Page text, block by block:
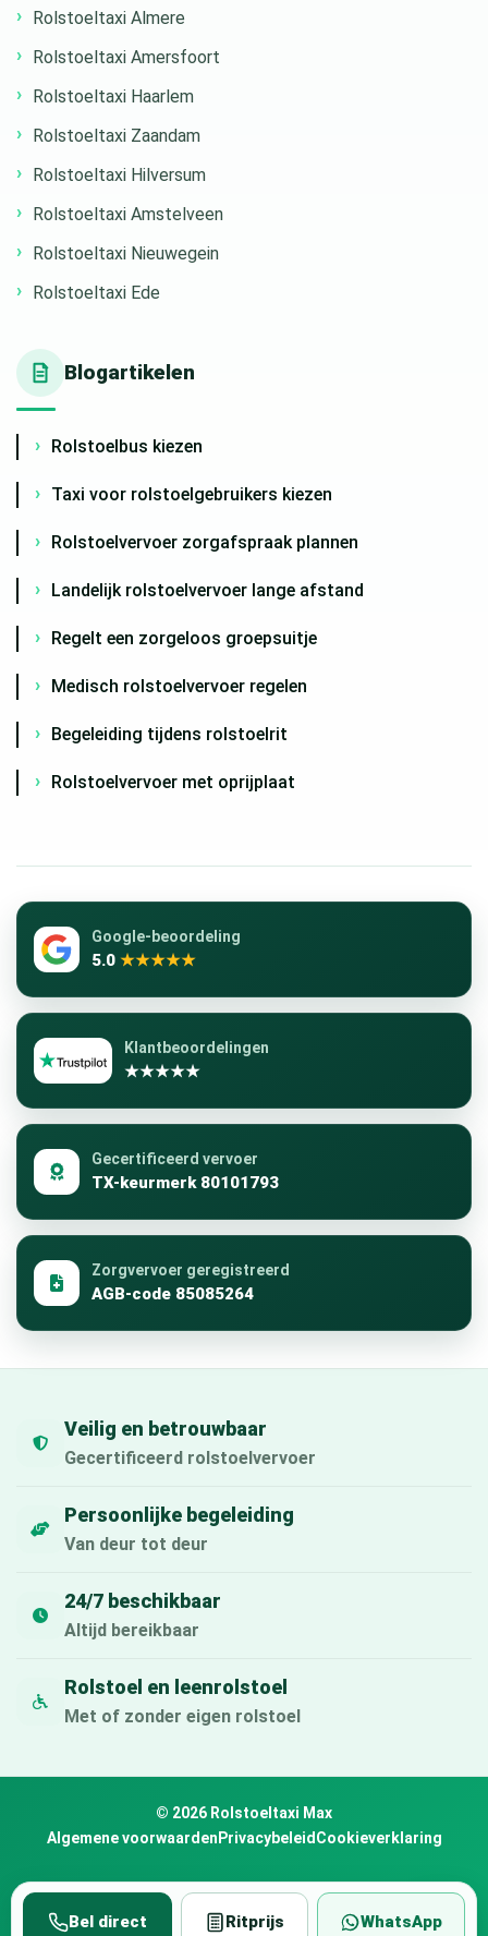
Rolstoeltaxi Almere
Rolstoeltaxi Amersfoort
Rolstoeltaxi Haarlem
Rolstoeltaxi Zaandam
Rolstoeltaxi Hilversum
Rolstoeltaxi Amstelveen
Rolstoeltaxi Nieuwegein
Rolstoeltaxi Ede
Blogartikelen
Rolstoelbus kiezen
Taxi voor rolstoelgebruikers kiezen
Rolstoelvervoer zorgafspraak plannen
Landelijk rolstoelvervoer lange afstand
Regelt een zorgeloos groepsuitje
Medisch rolstoelvervoer regelen
Begeleiding tijdens rolstoelrit
Rolstoelvervoer met oprijplaat
Google-beoordeling
5.0 ★★★★★
Klantbeoordelingen
★★★★★
Gecertificeerd vervoer
TX-keurmerk 80101793
Zorgvervoer geregistreerd
AGB-code 85085264
Veilig en betrouwbaar
Gecertificeerd rolstoelvervoer
Persoonlijke begeleiding
Van deur tot deur
24/7 beschikbaar
Altijd bereikbaar
Rolstoel en leenrolstoel
Met of zonder eigen rolstoel
© 2026 Rolstoeltaxi Max
Algemene voorwaarden Privacybeleid Cookieverklaring
Bel direct Ritprijs WhatsApp